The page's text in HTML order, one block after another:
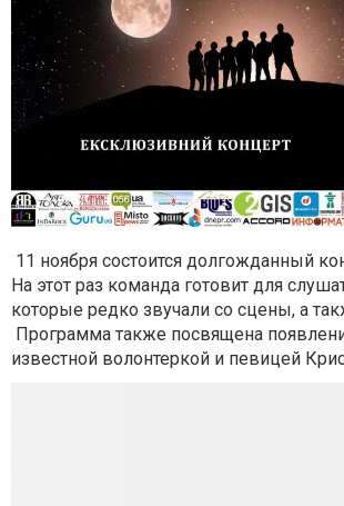
11 ноября состоится долгожданный
На этот раз команда готовит для
которые редко звучали со сцены, а
Программа также посвящена
известной волонтеркой и певицей